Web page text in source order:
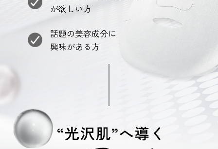
が欲しい方
話題の美容成分に
興味がある方